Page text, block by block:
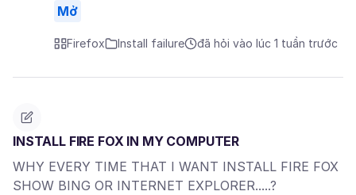
Mở
Firefox Install failure đã hỏi vào lúc 1 tuần trước
INSTALL FIRE FOX IN MY COMPUTER
WHY EVERY TIME THAT I WANT INSTALL FIRE FOX
SHOW BING OR INTERNET EXPLORER.....?